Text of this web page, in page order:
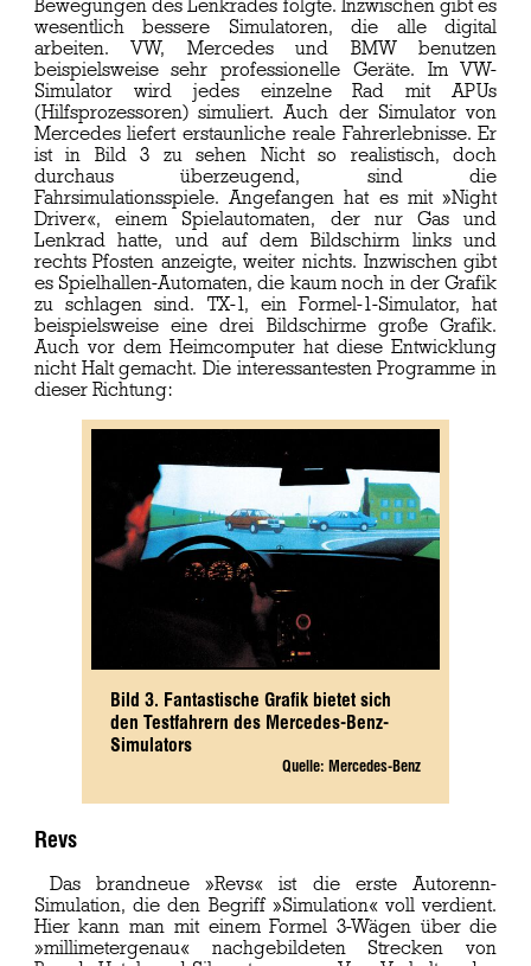
Bewegungen des Lenkrades folgte. Inzwischen gibt es
wesentlich bessere Simulatoren, die alle digital
arbeiten. VW, Mercedes und BMW benutzen
beispielsweise sehr professionelle Geräte. Im VW-
Simulator wird jedes einzelne Rad mit APUs
(Hilfsprozessoren) simuliert. Auch der Simulator von
Mercedes liefert erstaunliche reale Fahrerlebnisse. Er
ist in Bild 3 zu sehen Nicht so realistisch, doch
durchaus überzeugend, sind die
Fahrsimulationsspiele. Angefangen hat es mit »Night
Driver«, einem Spielautomaten, der nur Gas und
Lenkrad hatte, und auf dem Bildschirm links und
rechts Pfosten anzeigte, weiter nichts. Inzwischen gibt
es Spielhallen-Automaten, die kaum noch in der Grafik
zu schlagen sind. TX-1, ein Formel-1-Simulator, hat
beispielsweise eine drei Bildschirme große Grafik.
Auch vor dem Heimcomputer hat diese Entwicklung
nicht Halt gemacht. Die interessantesten Programme in
dieser Richtung:
Bild 3. Fantastische Grafik bietet sich
den Testfahrern des Mercedes-Benz-
Simulators
Quelle: Mercedes-Benz
Revs
Das brandneue »Revs« ist die erste Autorenn-
Simulation, die den Begriff »Simulation« voll verdient.
Hier kann man mit einem Formel 3-Wägen über die
»millimetergenau« nachgebildeten Strecken von